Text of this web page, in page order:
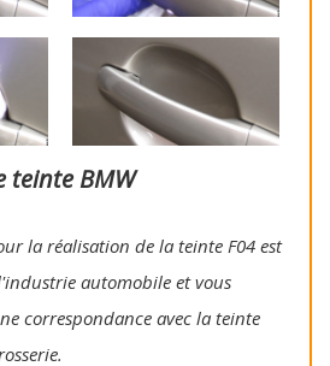
teinte BMW
la réalisation de la teinte F04 est
automobile et vous
correspondance avec la teinte